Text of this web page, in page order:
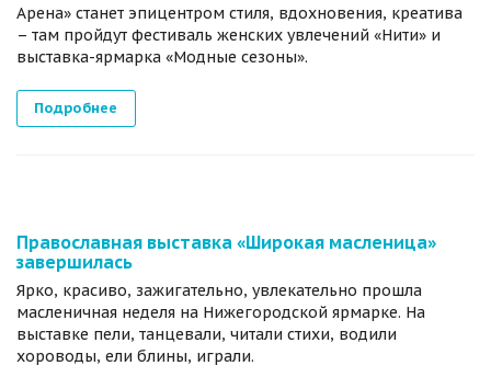
Арена» станет эпицентром стиля, вдохновения, креатива
– там пройдут фестиваль женских увлечений «Нити» и
выставка-ярмарка «Модные сезоны».
Подробнее
Православная выставка «Широкая масленица»
завершилась
Ярко, красиво, зажигательно, увлекательно прошла
масленичная неделя на Нижегородской ярмарке. На
выставке пели, танцевали, читали стихи, водили
хороводы, ели блины, играли.